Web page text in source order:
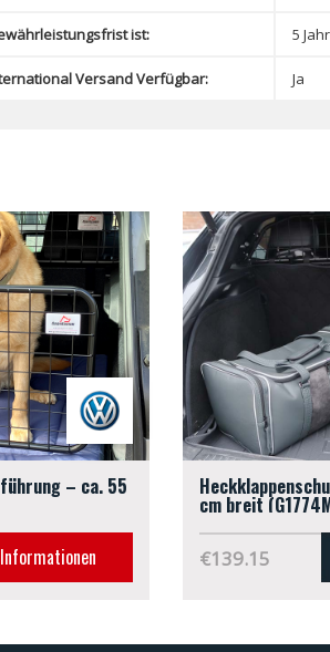
ist: 5
Versand Verfügbar: Ja
– ca. 55
cm breit
€139.15